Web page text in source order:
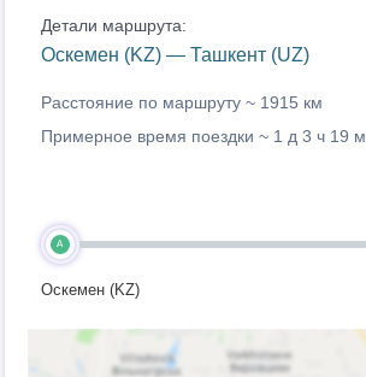
Детали маршрута:
Оскемен (KZ) — Ташкент (UZ)
Расстояние по маршруту ~ 1915 км
Примерное время поездки ~ 1 д 3 ч 19 м
A
Оскемен (KZ)